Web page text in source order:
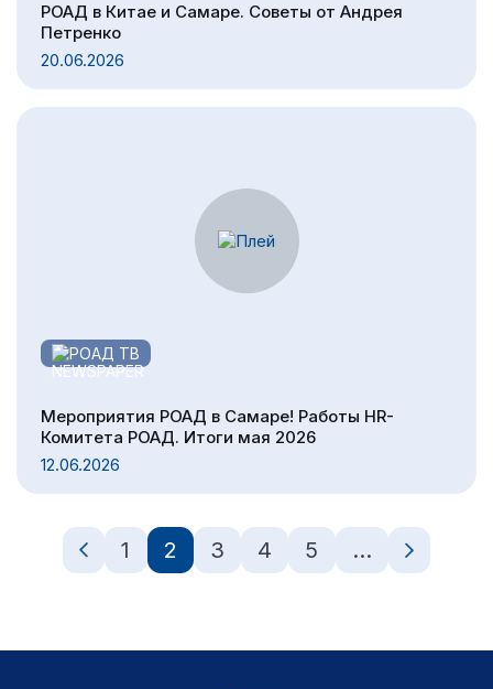
РОАД в Китае и Самаре. Советы от Андрея
Петренко
20.06.2026
РОАД ТВ
Мероприятия РОАД в Самаре! Работы HR-
Комитета РОАД. Итоги мая 2026
12.06.2026
1 2 3 4 5 …